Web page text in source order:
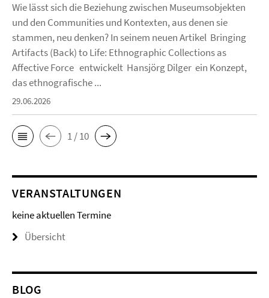
Wie lässt sich die Beziehung zwischen Museumsobjekten
und den Communities und Kontexten, aus denen sie
stammen, neu denken? In seinem neuen Artikel Bringing
Artifacts (Back) to Life: Ethnographic Collections as
Affective Force entwickelt Hansjörg Dilger ein Konzept,
das ethnografische ...
29.06.2026
1 / 10
VERANSTALTUNGEN
keine aktuellen Termine
Übersicht
BLOG